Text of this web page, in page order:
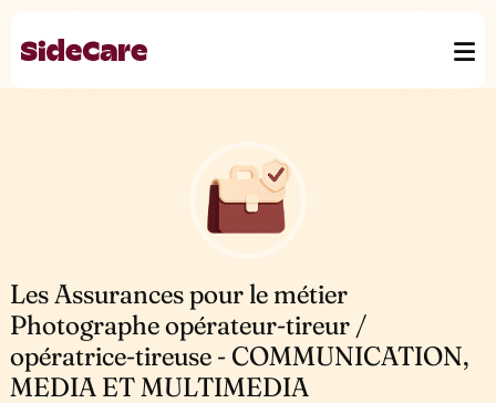
Les Assurances pour le métier
Photographe opérateur-tireur /
opératrice-tireuse - COMMUNICATION,
MEDIA ET MULTIMEDIA